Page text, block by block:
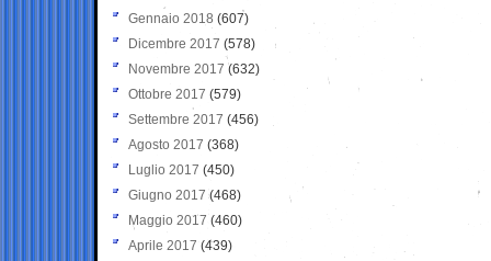
Gennaio 2018 (607)
Dicembre 2017 (578)
Novembre 2017 (632)
Ottobre 2017 (579)
Settembre 2017 (456)
Agosto 2017 (368)
Luglio 2017 (450)
Giugno 2017 (468)
Maggio 2017 (460)
Aprile 2017 (439)